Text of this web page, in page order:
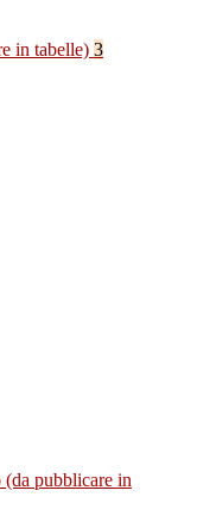
in tabelle) 3
pubblicare in